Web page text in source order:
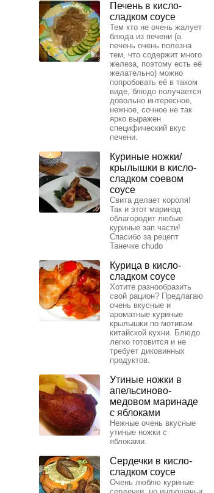
Печень в кисло-
сладком соусе
Тем кто не очень жалует
блюда из печени (а
печень очень полезна
тем, что содержит много
железа, поэтому есть её
желательно) можно
попробовать её в таком
виде, блюдо получается
довольно интересное,
нежное, сочное не так
ярко выражен
специфический вкус
печени.
Куриные ножки/
крылышки в кисло-
сладком соевом
соусе
Свита делает короля!
Так и этот маринад
облагородит любые
куриные зап.части!
Спасибо за рецепт
Танечке chudo
Курица в кисло-
сладком соусе
Хотите разнообразить
свой рацион? Предлагаю
очень вкусные и
ароматные куриные
крылышки по мотивам
китайской кухни. Блюдо
легко готовится и не
требует диковинных
продуктов.
Утиные ножки в
апельсиново-
медовом маринаде
с яблоками
Нежные очень вкусные
утиные ножки с
яблоками.
Сердечки в кисло-
сладком соусе
Очень люблю куриные